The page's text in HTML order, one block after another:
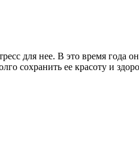
для нее. В это время года
сохранить ее красоту и